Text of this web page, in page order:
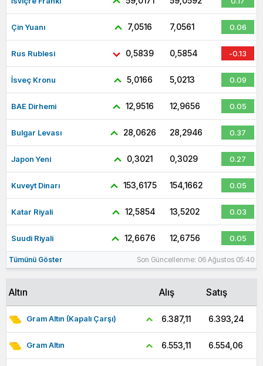
Çin Yuanı 7,0516 7,0561 0.06
Rus Rublesi 0,5839 0,5854 -0.13
İsveç Kronu 5,0166 5,0213 0.09
BAE Dirhemi 12,9516 12,9656 0.05
Bulgar Levası 28,0626 28,2946 0.37
Japon Yeni 0,3021 0,3029 0.27
Kuveyt Dinarı 153,6175 154,1662 0.05
Katar Riyali 12,5854 13,5202 0.03
Suudi Riyali 12,6676 12,6756 0.05
Tümünü Göster Son Güncellenme: 06 Ağustos 05:40
Altın Alış Satış
Gram Altın (Kapalı Çarşı) 6.387,11 6.393,24
Gram Altın 6.553,11 6.554,06